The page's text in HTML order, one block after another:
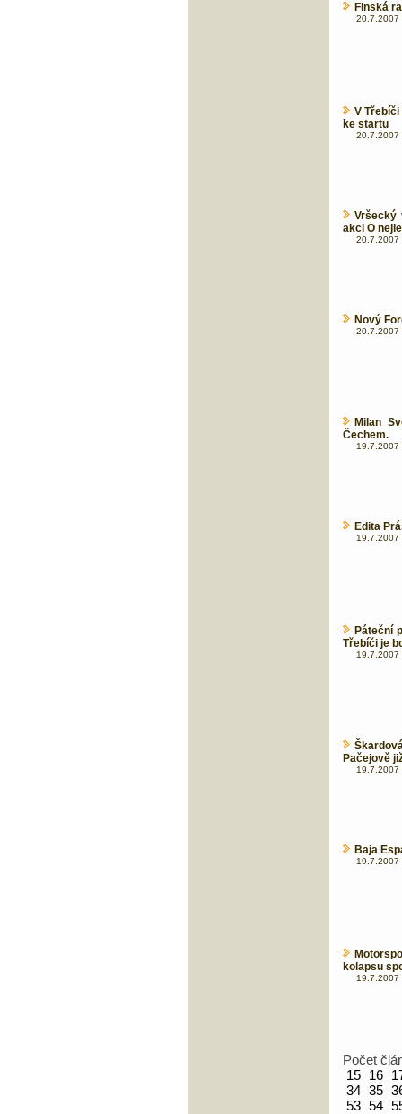
Finská
20.7.2007
V
ke startu
20.7.2007
Vršecký
akci O
20.7.2007
Nový
20.7.2007
Milan
Čechem.
19.7.2007
Edita
19.7.2007
Páteční
Třebíči je
19.7.2007
Pačejově
19.7.2007
Baja
19.7.2007
kolapsu
19.7.2007
Počet
15 16
34 35
53 54